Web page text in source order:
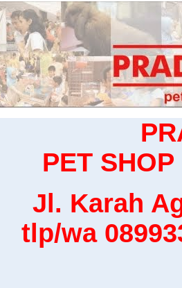
PET
Jl. Karah
tlp/wa